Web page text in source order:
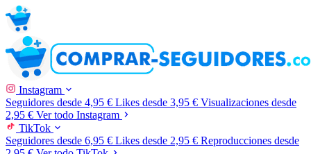
Instagram
Seguidores desde 4,95 € Likes desde 3,95 € Visualizaciones desde
2,95 € Ver todo Instagram
TikTok
Seguidores desde 6,95 € Likes desde 2,95 € Reproducciones desde